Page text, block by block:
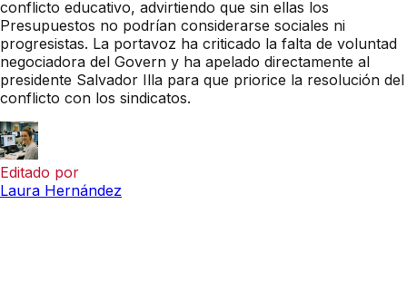
conflicto educativo, advirtiendo que sin ellas los
Presupuestos no podrían considerarse sociales ni
progresistas. La portavoz ha criticado la falta de voluntad
negociadora del Govern y ha apelado directamente al
presidente Salvador Illa para que priorice la resolución del
conflicto con los sindicatos.
Editado por
Laura Hernández